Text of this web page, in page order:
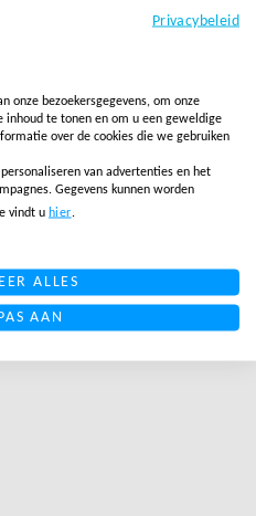
crisis in
BTN
Privacybeleid
onze bezoekersgegevens, om onze
te tonen en om u een geweldige
over de cookies die we gebruiken
van advertenties en het
Gegevens kunnen worden
vindt u hier.
ALLES
AAN